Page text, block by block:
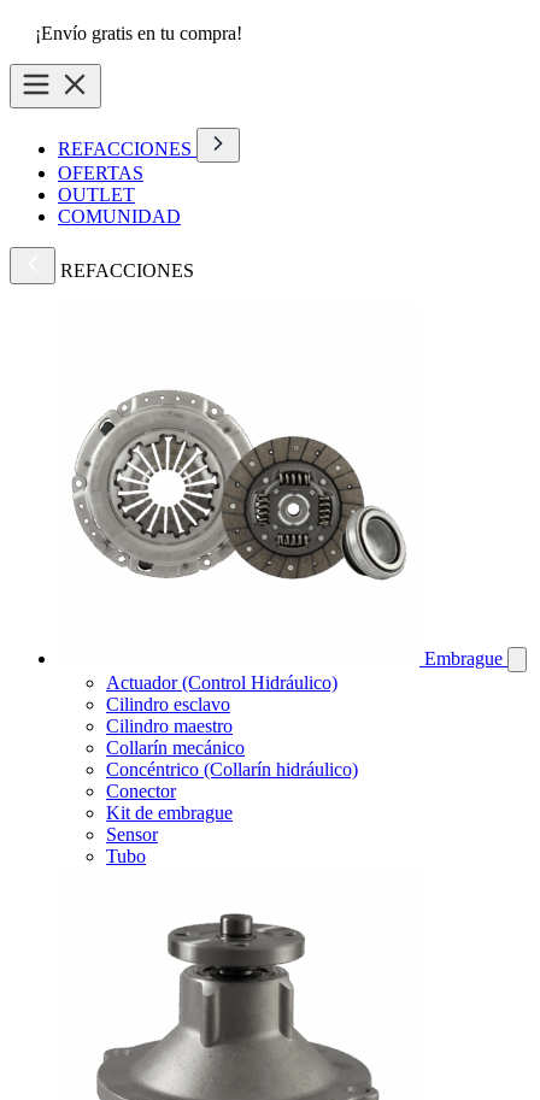
¡Envío gratis en tu compra!
REFACCIONES
OFERTAS
OUTLET
COMUNIDAD
REFACCIONES
Embrague
Actuador (Control Hidráulico)
Cilindro esclavo
Cilindro maestro
Collarín mecánico
Concéntrico (Collarín hidráulico)
Conector
Kit de embrague
Sensor
Tubo